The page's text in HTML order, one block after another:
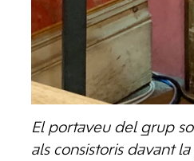
El portaveu del grup
als consistoris davant